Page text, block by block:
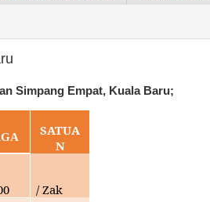
Simpang Empat, Kuala Baru;
SATUA
N
/ Zak